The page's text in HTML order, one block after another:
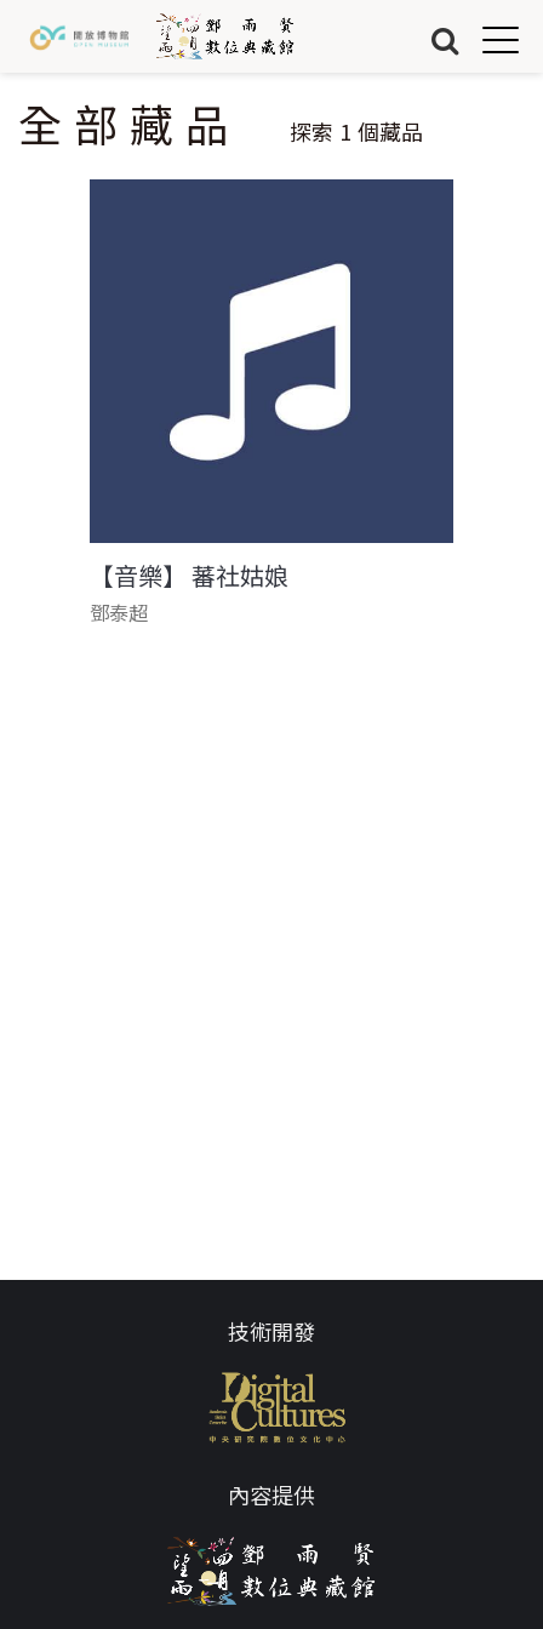
關於我們
Jump to Navigation
Jump to Main content
您在這裡
全部藏品 探索 1 個藏品
【音樂】 蕃社姑娘
鄧泰超
技術開發
內容提供